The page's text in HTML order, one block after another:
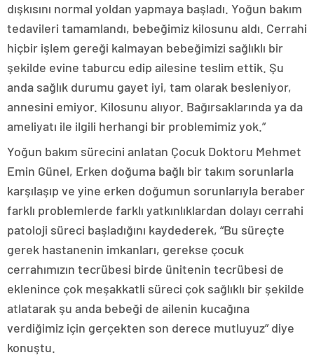
dışkısını normal yoldan yapmaya başladı. Yoğun bakım
tedavileri tamamlandı, bebeğimiz kilosunu aldı. Cerrahi
hiçbir işlem gereği kalmayan bebeğimizi sağlıklı bir
şekilde evine taburcu edip ailesine teslim ettik. Şu
anda sağlık durumu gayet iyi, tam olarak besleniyor,
annesini emiyor. Kilosunu alıyor. Bağırsaklarında ya da
ameliyatı ile ilgili herhangi bir problemimiz yok.”
Yoğun bakım sürecini anlatan Çocuk Doktoru Mehmet
Emin Günel, Erken doğuma bağlı bir takım sorunlarla
karşılaşıp ve yine erken doğumun sorunlarıyla beraber
farklı problemlerde farklı yatkınlıklardan dolayı cerrahi
patoloji süreci başladığını kaydederek, “Bu süreçte
gerek hastanenin imkanları, gerekse çocuk
cerrahımızın tecrübesi birde ünitenin tecrübesi de
eklenince çok meşakkatli süreci çok sağlıklı bir şekilde
atlatarak şu anda bebeği de ailenin kucağına
verdiğimiz için gerçekten son derece mutluyuz” diye
konuştu.